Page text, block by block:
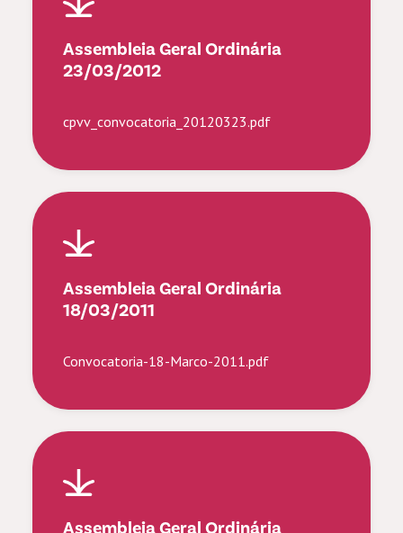
Assembleia Geral Ordinária
23/03/2012
cpvv_convocatoria_20120323.pdf
Assembleia Geral Ordinária
18/03/2011
Convocatoria-18-Marco-2011.pdf
Assembleia Geral Ordinária